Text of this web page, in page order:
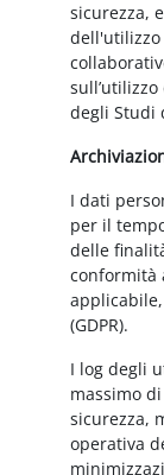
sicurezza,
degli Studi
I dati
per il
delle
conformità
(GDPR).
I log degli
massimo
sicurezza,
operativa